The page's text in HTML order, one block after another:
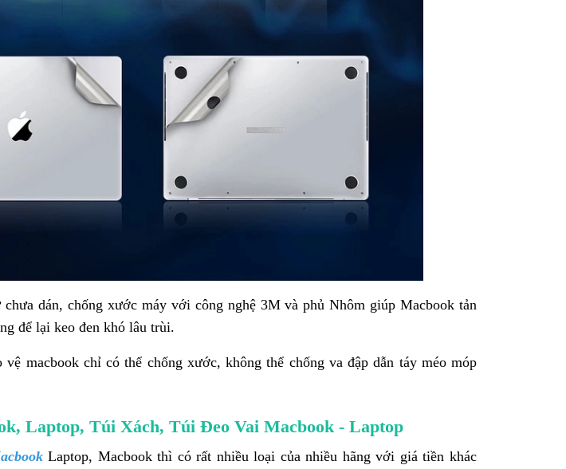
dán, chống xước máy với công nghệ 3M và phủ Nhôm giúp Macbook tản
để lại keo đen khó lâu trùi.
vệ macbook chỉ có thể chống xước, không thể chống va đập dẫn táy méo móp
Laptop, Túi Xách, Túi Đeo Vai Macbook - Laptop
Laptop, Macbook thì có rất nhiều loại của nhiều hãng với giá tiền khác